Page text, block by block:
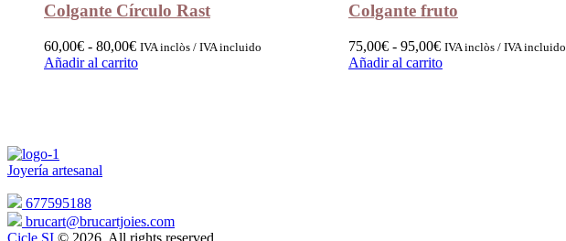
Colgante Círculo Rast
60,00€ - 80,00€Rango
de
IVA inclòs / IVA incluido
Añadir al carrito
Las
opciones
pueden
elegir
Colgante fruto
75,00€ - 95,00€Rango
de
IVA inclòs / IVA incluido
Añadir al carrito
Joyería artesanal
677595188
brucart@brucartjoies.com
Cicle SI © 2026. All rights reserved.